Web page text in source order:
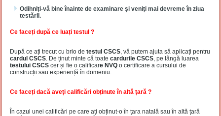
Odihniți-vă bine înainte de examinare și veniți mai devreme în ziua
testării.
Ce faceți după ce luați testul ?
După ce ați trecut cu brio de testul CSCS , vă putem ajuta să aplicați pentru
cardul CSCS . De ținut minte că toatecardurile CSCS , pe lângă luarea
testului CSCS cer și fie o calificare NVQo certificare a cursului de
construcții sau experiență în domeniu.
Ce faceți dacă aveți calificări obținute în altă țară ?
În cazul unei calificări pe care ați obținut-o în țara natală sau în altă țară